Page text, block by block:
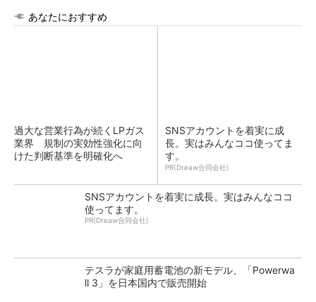
あなたにおすすめ
過大な営業行為が続くLPガス
業界 規制の実効性強化に向
けた判断基準を明確化へ
SNSアカウントを着実に成
長。実はみんなココ使ってま
す。
PR(Dreaw合同会社)
SNSアカウントを着実に成長。実はみんなココ
使ってます。
PR(Dreaw合同会社)
テスラが家庭用蓄電池の新モデル、「Powerwa
ll 3」を日本国内で販売開始